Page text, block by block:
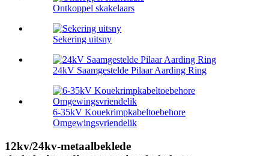
Ontkoppel skakelaars
Sekering uitsny
24kV Saamgestelde Pilaar Aarding Ring
6-35kV Kouekrimpkabeltoebehore
Omgewingsvriendelik
12kv/24kv-metaalbeklede